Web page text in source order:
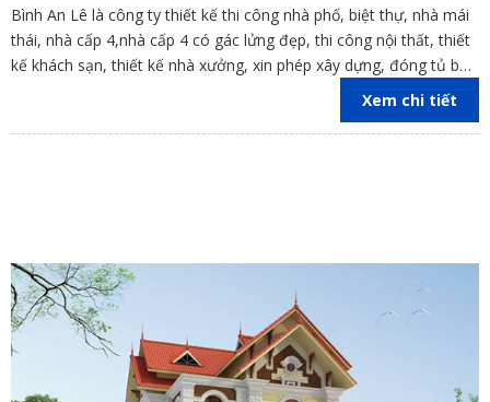
Bình An Lê là công ty thiết kế thi công nhà phố, biệt thự, nhà mái
thái, nhà cấp 4,nhà cấp 4 có gác lửng đẹp, thi công nội thất, thiết
kế khách sạn, thiết kế nhà xưởng, xin phép xây dựng, đóng tủ bếp
trên địa bàn các tỉnh Đồng Nai, Bình Dương, TP Hồ Chí Minh,
Xem chi tiết